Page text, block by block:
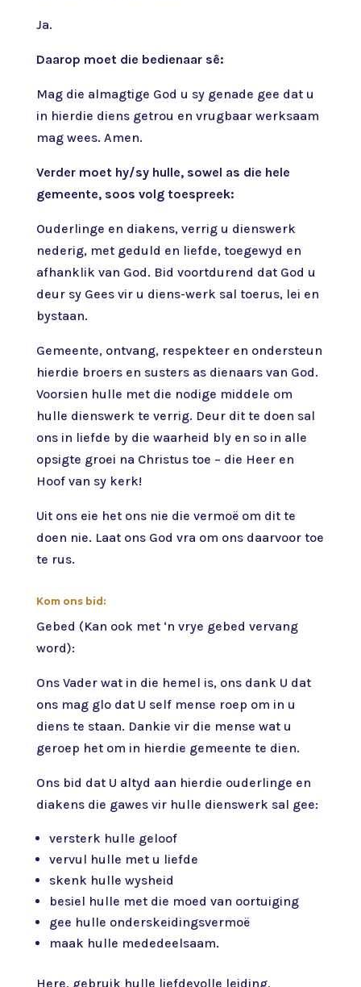
Ja.
Daarop moet die bedienaar sê:
Mag die almagtige God u sy genade gee dat u
in hierdie diens getrou en vrugbaar werksaam
mag wees. Amen.
Verder moet hy/sy hulle, sowel as die hele
gemeente, soos volg toespreek:
Ouderlinge en diakens, verrig u dienswerk
nederig, met geduld en liefde, toegewyd en
afhanklik van God. Bid voortdurend dat God u
deur sy Gees vir u diens-werk sal toerus, lei en
bystaan.
Gemeente, ontvang, respekteer en ondersteun
hierdie broers en susters as dienaars van God.
Voorsien hulle met die nodige middele om
hulle dienswerk te verrig. Deur dit te doen sal
ons in liefde by die waarheid bly en so in alle
opsigte groei na Christus toe – die Heer en
Hoof van sy kerk!
Uit ons eie het ons nie die vermoë om dit te
doen nie. Laat ons God vra om ons daarvoor toe
te rus.
Kom ons bid:
Gebed (Kan ook met ‘n vrye gebed vervang
word):
Ons Vader wat in die hemel is, ons dank U dat
ons mag glo dat U self mense roep om in u
diens te staan. Dankie vir die mense wat u
geroep het om in hierdie gemeente te dien.
Ons bid dat U altyd aan hierdie ouderlinge en
diakens die gawes vir hulle dienswerk sal gee:
versterk hulle geloof
vervul hulle met u liefde
skenk hulle wysheid
besiel hulle met die moed van oortuiging
gee hulle onderskeidingsvermoë
maak hulle mededeelsaam.
Here, gebruik hulle liefdevolle leiding,